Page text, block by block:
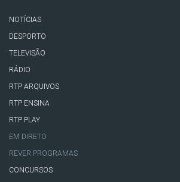
NOTÍCIAS
DESPORTO
TELEVISÃO
RÁDIO
RTP ARQUIVOS
RTP ENSINA
RTP PLAY
EM DIRETO
REVER PROGRAMAS
CONCURSOS